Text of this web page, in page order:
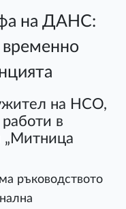
на ДАНС:
на НСО,
в
„Митница
ръководството